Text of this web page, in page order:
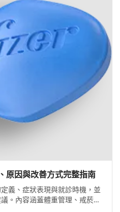
原因與改善方式完整指南
義、症狀表現與就診時機，並
。內容涵蓋體重管理、戒菸限